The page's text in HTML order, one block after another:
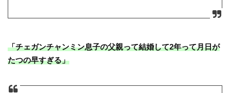
「チェガンチャンミン息子の父親って結婚して2年って月日が
たつの早すぎる」